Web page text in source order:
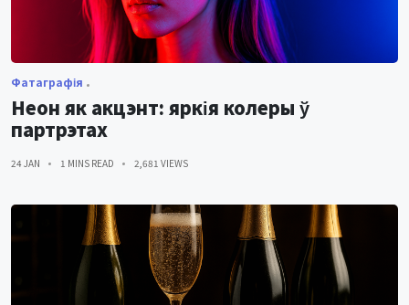
Фатаграфія
Неон як акцэнт: яркія колеры ў
партрэтах
24 JAN 1 MINS READ 2,681 VIEWS